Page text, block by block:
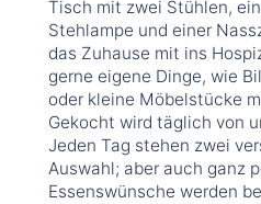
Tisch mit zwei Stühlen,
Stehlampe und einer
das Zuhause mit ins
gerne eigene Dinge, wie
oder kleine Möbelstücke
Gekocht wird täglich von
Jeden Tag stehen zwei
Auswahl; aber auch ganz
Essenswünsche werden